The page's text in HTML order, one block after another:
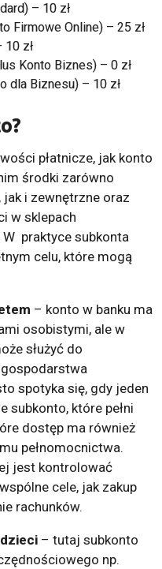
– 10 zł
Firmowe Online) – 25 zł
10 zł
Konto Biznes) – 0 zł
dla Biznesu) – 10 zł
płatnicze, jak konto
środki zarówno
i zewnętrzne oraz
w sklepach
praktyce subkonta
celu, które mogą
– konto w banku ma
osobistymi, ale w
służyć do
spotyka się, gdy jeden
subkonto, które pełni
dostęp ma również
pełnomocnictwa.
jest kontrolować
cele, jak zakup
rachunków.
– tutaj subkonto
np.